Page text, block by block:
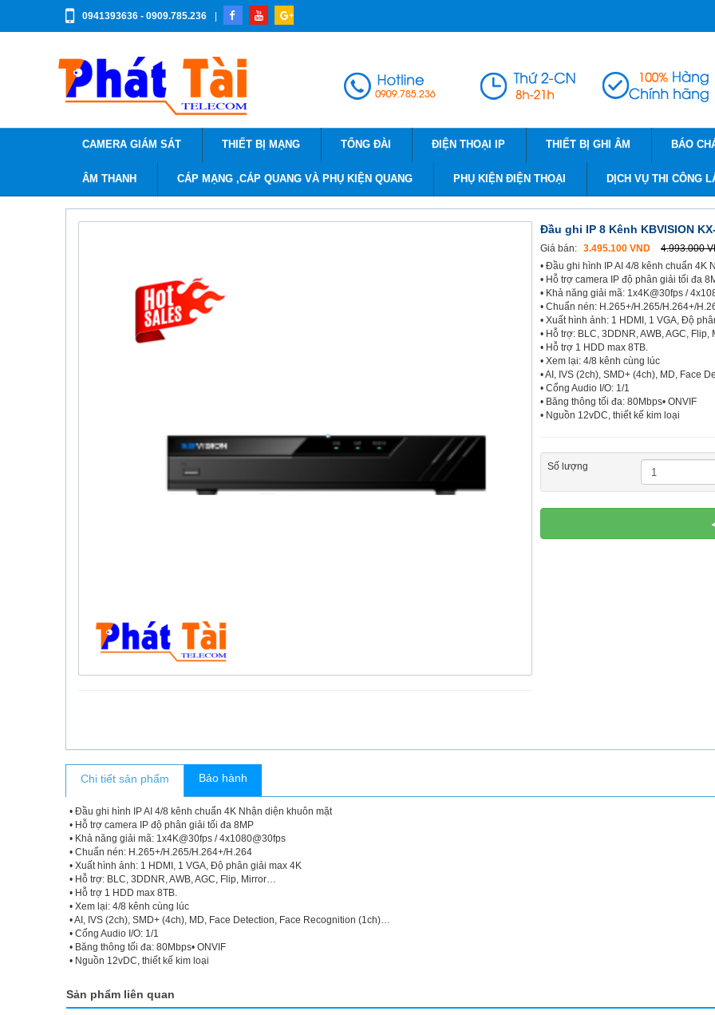
0941393636 - 0909.785.236
CAMERA GIÁM SÁT THIẾT BỊ MẠNG TỔNG ĐÀI ĐIỆN THOẠI IP THIẾT BỊ GHI ÂM BÁO
ÂM THANH CÁP MẠNG ,CÁP QUANG VÀ PHỤ KIỆN QUANG PHỤ KIỆN ĐIỆN THOẠI DỊCH VỤ THI CÔNG
Đầu ghi IP 8 Kênh KBVISION
Giá bán: 3.495.100 VND
4.993.000
• Đầu ghi hình IP AI 4/8 kênh chuẩn 4K
• Hỗ trợ camera IP độ phân giải tối đa
• Khả năng giải mã: 1x4K@30fps /
• Chuẩn nén: H.265+/H.265/H.264+/
• Xuất hình ảnh: 1 HDMI, 1 VGA, Độ
• Hỗ trợ: BLC, 3DDNR, AWB, AGC,
• Hỗ trợ 1 HDD max 8TB.
• Xem lại: 4/8 kênh cùng lúc
• AI, IVS (2ch), SMD+ (4ch), MD, Face
• Cổng Audio I/O: 1/1
• Băng thông tối đa: 80Mbps• ONVIF
• Nguồn 12vDC, thiết kế kim loại
Số lượng
Chi tiết sản phẩm Bảo hành
• Đầu ghi hình IP AI 4/8 kênh chuẩn 4K Nhận diện khuôn mặt
• Hỗ trợ camera IP độ phân giải tối đa 8MP
• Khả năng giải mã: 1x4K@30fps / 4x1080@30fps
• Chuẩn nén: H.265+/H.265/H.264+/H.264
• Xuất hình ảnh: 1 HDMI, 1 VGA, Độ phân giải max 4K
• Hỗ trợ: BLC, 3DDNR, AWB, AGC, Flip, Mirror…
• Hỗ trợ 1 HDD max 8TB.
• Xem lại: 4/8 kênh cùng lúc
• AI, IVS (2ch), SMD+ (4ch), MD, Face Detection, Face Recognition (1ch)…
• Cổng Audio I/O: 1/1
• Băng thông tối đa: 80Mbps• ONVIF
• Nguồn 12vDC, thiết kế kim loại
Sản phẩm liên quan